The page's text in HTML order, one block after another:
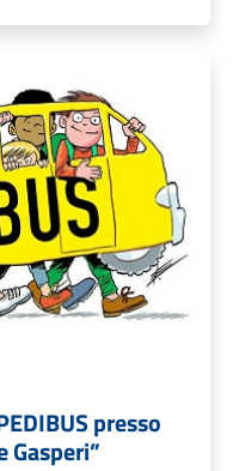
presso
Gasperi”